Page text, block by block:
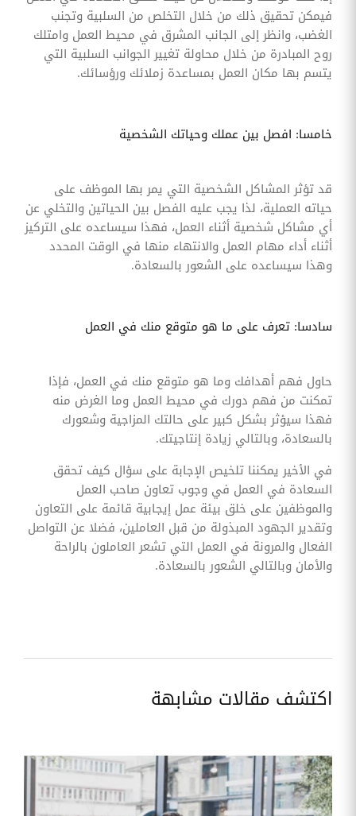
فيمكن تحقيق ذلك من خلال التخلص من السلبية وتجنب
الغضب، وانظر إلى الجانب المشرق في محيط العمل وامتلك
روح المبادرة من خلال محاولة تغيير الجوانب السلبية التي
يتسم بها مكان العمل بمساعدة زملائك ورؤسائك.
خامسا: افصل بين عملك وحياتك الشخصية
قد تؤثر المشاكل الشخصية التي يمر بها الموظف على
حياته العملية، لذا يجب عليه الفصل بين الحياتين والتخلي عن
أي مشاكل شخصية أثناء العمل، فهذا سيساعده على التركيز
أثناء أداء مهام العمل والانتهاء منها في الوقت المحدد
وهذا سيساعده على الشعور بالسعادة.
سادسا: تعرف على ما هو متوقع منك في العمل
حاول فهم أهدافك وما هو متوقع منك في العمل، فإذا
تمكنت من فهم دورك في محيط العمل وما الغرض منه
فهذا سيؤثر بشكل كبير على حالتك المزاجية وشعورك
بالسعادة، وبالتالي زيادة إنتاجيتك.
في الأخير يمكننا تلخيص الإجابة على سؤال كيف تحقق
السعادة في العمل في وجوب تعاون صاحب العمل
والموظفين على خلق بيئة عمل إيجابية قائمة على التعاون
وتقدير الجهود المبذولة من قبل العاملين، فضلا عن التواصل
الفعال والمرونة في العمل التي تشعر العاملون بالراحة
والأمان وبالتالي الشعور بالسعادة.
اكتشف مقالات مشابهة